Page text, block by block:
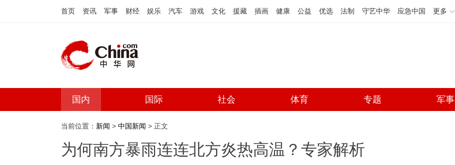
首页 资讯 军事 财经 娱乐 汽车 游戏 文化 援藏 插画 健康 公益 优选 法制 守艺中华 应急中国 更多
国内 国际 社会 体育 专题 军事
当前位置： 新闻 > 中国新闻 > 正文
为何南方暴雨连连北方炎热高温？专家解析